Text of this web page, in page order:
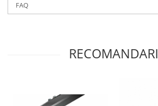
FAQ
RECOMANDARI